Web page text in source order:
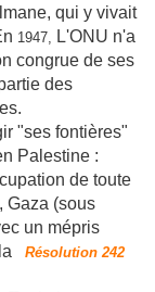
qui y vivait
1947, L'ONU n'a
congrue de ses
des
"ses fontières"
Palestine :
de toute
Gaza (sous
un mépris
Résolution 242